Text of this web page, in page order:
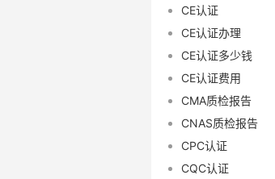
CE认证
CE认证办理
CE认证多少钱
CE认证费用
CMA质检报告
CNAS质检报告
CPC认证
CQC认证